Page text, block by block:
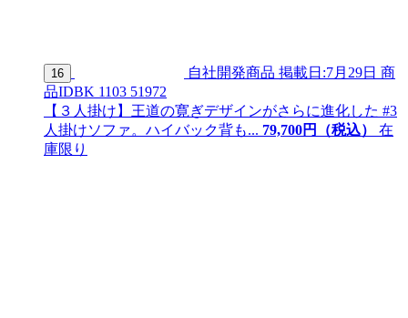
16 自社開発商品 掲載日:7月29日 商
品IDBK 1103 51972
【３人掛け】王道の寛ぎデザインがさらに進化した #3
人掛けソファ。ハイバック背も... 79,700円（税込）
在
庫限り